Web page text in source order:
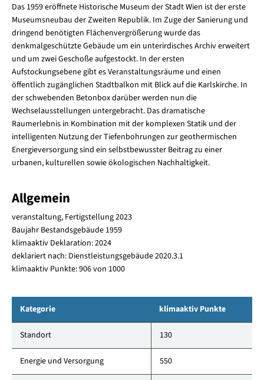
Das 1959 eröffnete Historische Museum der Stadt Wien ist der erste
Museumsneubau der Zweiten Republik. Im Zuge der Sanierung und
dringend benötigten Flächenvergrößerung wurde das
denkmalgeschützte Gebäude um ein unterirdisches Archiv erweitert
und um zwei Geschoße aufgestockt. In der ersten
Aufstockungsebene gibt es Veranstaltungsräume und einen
öffentlich zugänglichen Stadtbalkon mit Blick auf die Karlskirche. In
der schwebenden Betonbox darüber werden nun die
Wechselausstellungen untergebracht. Das dramatische
Raumerlebnis in Kombination mit der komplexen Statik und der
intelligenten Nutzung der Tiefenbohrungen zur geothermischen
Energieversorgung sind ein selbstbewusster Beitrag zu einer
urbanen, kulturellen sowie ökologischen Nachhaltigkeit.
Allgemein
veranstaltung, Fertigstellung 2023
Baujahr Bestandsgebäude 1959
klimaaktiv Deklaration: 2024
deklariert nach: Dienstleistungsgebäude 2020.3.1
klimaaktiv Punkte: 906 von 1000
Kategorie klimaaktiv Punkte
Standort 130
Energie und Versorgung 550